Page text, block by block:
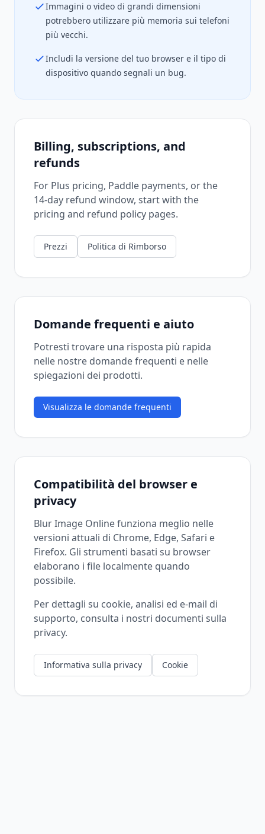
Immagini o video di grandi dimensioni
potrebbero utilizzare più memoria sui telefoni
più vecchi.
Includi la versione del tuo browser e il tipo di
dispositivo quando segnali un bug.
Billing, subscriptions, and
refunds
For Plus pricing, Paddle payments, or the
14-day refund window, start with the
pricing and refund policy pages.
Prezzi Politica di Rimborso
Domande frequenti e aiuto
Potresti trovare una risposta più rapida
nelle nostre domande frequenti e nelle
spiegazioni dei prodotti.
Visualizza le domande frequenti
Compatibilità del browser e
privacy
Blur Image Online funziona meglio nelle
versioni attuali di Chrome, Edge, Safari e
Firefox. Gli strumenti basati su browser
elaborano i file localmente quando
possibile.
Per dettagli su cookie, analisi ed e-mail di
supporto, consulta i nostri documenti sulla
privacy.
Informativa sulla privacy Cookie